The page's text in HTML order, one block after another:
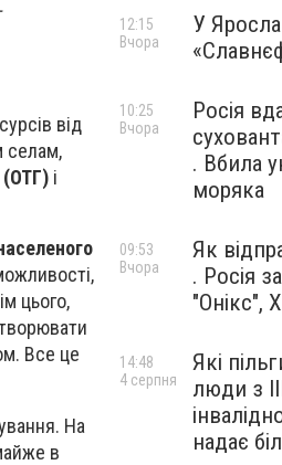
від
селам,
(ОТГ) і
цього,
Все це
На
в
У
12:15
Вчора
Росія
. Вбила
моряка
10:25
Вчора
Як
. Росія
"Онікс",
09:53
Вчора
Які
люди з
надає
14:48
4 серпня